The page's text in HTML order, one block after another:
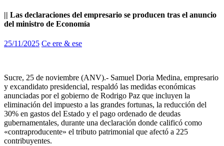
|| Las declaraciones del empresario se producen tras el anuncio
del ministro de Economía
25/11/2025 Ce ere & ese
Sucre, 25 de noviembre (ANV).- Samuel Doria Medina, empresario
y excandidato presidencial, respaldó las medidas económicas
anunciadas por el gobierno de Rodrigo Paz que incluyen la
eliminación del impuesto a las grandes fortunas, la reducción del
30% en gastos del Estado y el pago ordenado de deudas
gubernamentales, durante una declaración donde calificó como
«contraproducente» el tributo patrimonial que afectó a 225
contribuyentes.